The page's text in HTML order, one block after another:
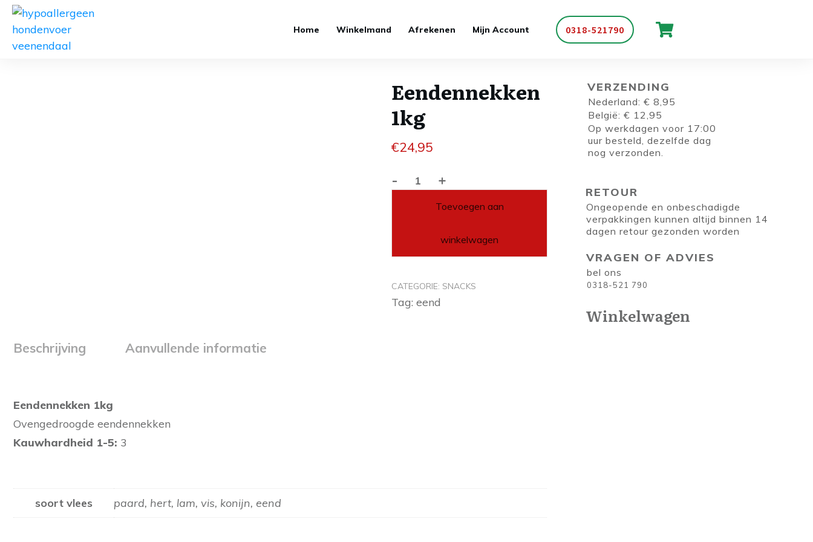
Home Winkelmand Afrekenen Mijn Account 0318-521790
Eendennekken
1kg
€24,95
-
Eendennekken
+
Toevoegen aan
winkelwagen
CATEGORIE: SNACKS
Tag:eend
Beschrijving Aanvullende informatie
Eendennekken 1kg
Ovengedroogde eendennekken
Kauwhardheid 1-5: 3
soort vlees paard, hert, lam, vis, konijn, eend
VERZENDING
Nederland: € 8,95
België: € 12,95
Op werkdagen voor 17:00
uur besteld, dezelfde dag
nog verzonden.
RETOUR
Ongeopende en onbeschadigde
verpakkingen kunnen altijd binnen 14
dagen retour gezonden worden
VRAGEN OF ADVIES
bel ons
0318-521 790
Winkelwagen